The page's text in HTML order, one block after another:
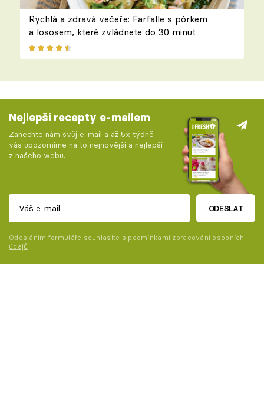
Rychlá a zdravá večeře: Farfalle s pórkem
a lososem, které zvládnete do 30 minut
Nejlepší recepty e-mailem
Zanechte nám svůj e-mail a až 5x týdně
vás upozorníme na to nejnovější a nejlepší
z našeho webu.
ODESLAT
Odesláním formuláře souhlasíte s podmínkami zpracování osobních
údajů